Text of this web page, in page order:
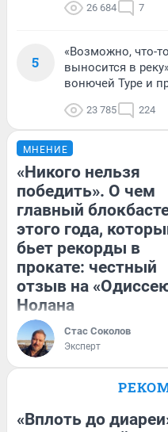
26 684 7
5
«Возможно, что-
выносится в
вонючей Туре и
23 785 224
МНЕНИЕ
«Никого нельзя
победить». О чем
главный
этого года,
бьет рекорды в
прокате: честный
отзыв на
Нолана
Стас Соколов
Эксперт
«Вплоть до